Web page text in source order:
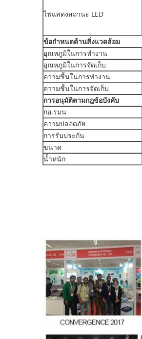
ไฟแสดงสถานะ LED
ข้อกำหนดด้านสิ่งแวดล้อม
อุณหภูมิในการทำงาน
อุณหภูมิในการจัดเก็บ
ความชื้นในการทำงาน
ความชื้นในการจัดเก็บ
การอนุมัติตามกฎข้อบังคับ
กอ.รมน
ความปลอดภัย
การรับประกัน
ขนาด
น้ำหนัก